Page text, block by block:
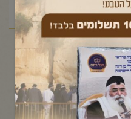
הלכה ותניא יומי
החיד"א
כ"ג אדר תשפ"ה
ובגובה
אפריל 7, 2025